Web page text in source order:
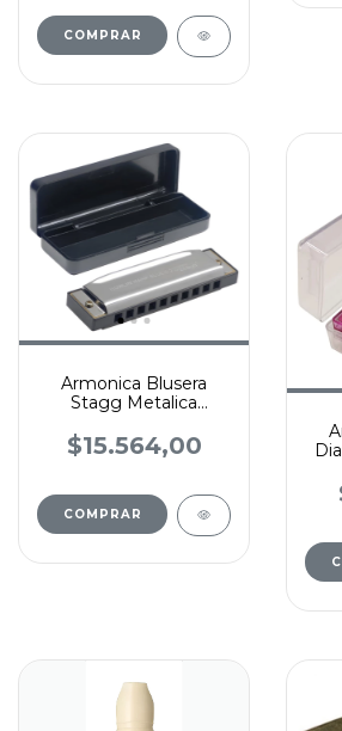
Armonica Blusera
Stagg Metalica
Tonos
$15.564,00
COMPRAR